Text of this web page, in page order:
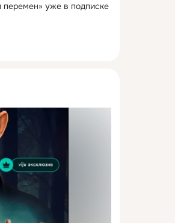
уже в подписке